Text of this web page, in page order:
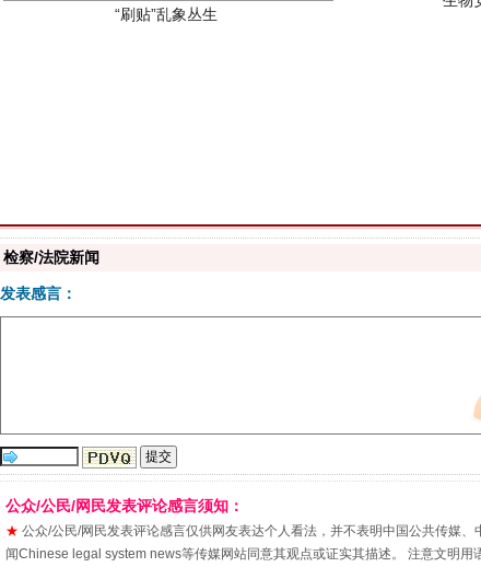
检察/法院新闻
发表感言：
公众/公民/网民发表评论感言须知：
★ 公众/公民/网民发表评论感言仅供网友表达个人看法，并不表明中国公共传媒
闻Chinese legal system news等传媒网站同意其观点或证实其描述。 注意文明用